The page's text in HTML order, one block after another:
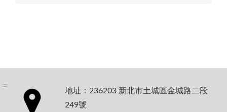
:::
地址：236203 新北市土城區金城路二段
249號